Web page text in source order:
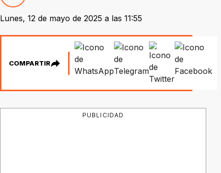
Lunes, 12 de mayo de 2025 a las 11:55
COMPARTIR
PUBLICIDAD